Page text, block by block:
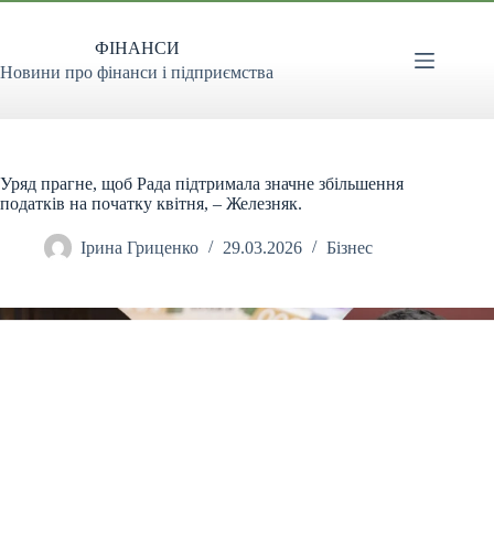
Перейти
ФІНАНСИ
Новини про фінанси і підприємства
Уряд прагне, щоб Рада підтримала значне збільшення
податків на початку квітня, – Железняк.
Ірина Гриценко 29.03.2026 Бізнес